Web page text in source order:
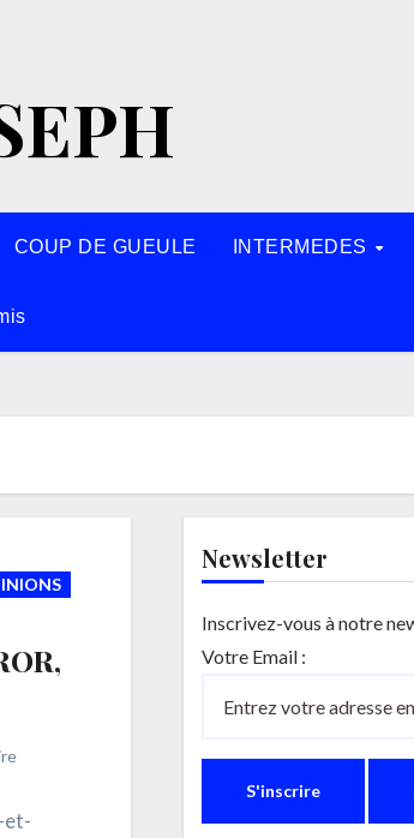
COUP DE GUEULE INTERMEDES
et-
Newsletter
Inscrivez-vous à notre
Votre Email :